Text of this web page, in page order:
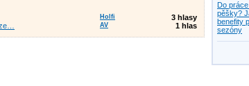
Holfi
3 hlasy
AV 1 hlas
Do
pěšky?
benefity
sezóny